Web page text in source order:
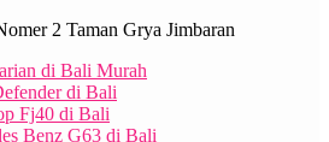
2 Taman Grya Jimbaran
di Bali Murah
di Bali
Fj40 di Bali
Benz G63 di Bali